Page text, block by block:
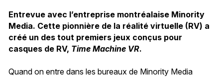
Entrevue avec l’entreprise montréalaise Minority
Media. Cette pionnière de la réalité virtuelle (RV) a
créé un des tout premiers jeux conçus pour
casques de RV, Time Machine VR.
Quand on entre dans les bureaux de Minority Media